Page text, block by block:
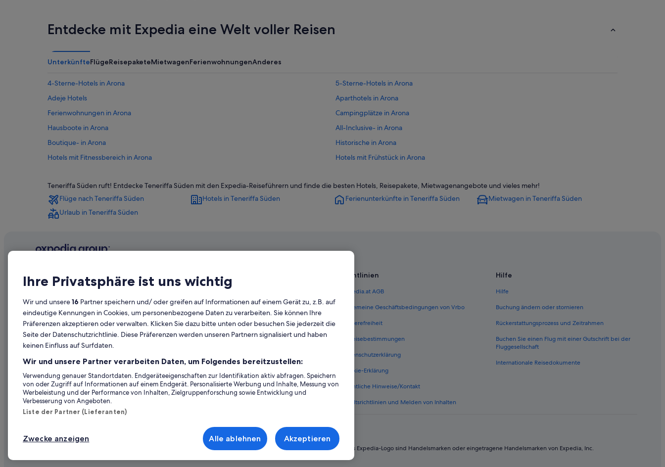
Entdecke mit Expedia eine Welt voller Reisen
UnterkünfteFlügeReisepaketeMietwagenFerienwohnungenAnderes
4-Sterne-Hotels in Arona
5-Sterne-Hotels in Arona
Adeje Hotels
Aparthotels in Arona
Ferienwohnungen in Arona
Campingplätze in Arona
Hausboote in Arona
All-Inclusive- in Arona
Boutique- in Arona
Historische in Arona
Hotels mit Fitnessbereich in Arona
Hotels mit Frühstück in Arona
Hotels mit Wellnessbereich in Arona
Arona Hotels
Private Ferienhäuser in Arona
Villen in Arona
Wohnungen in Arona
El Rincón Hotels
Ferienwohnungen in Teneriffa Süden
Cottages in Teneriffa Süden
Nh Hotels in Teneriffa Süden
Hütten in Teneriffa Süden
Villen in Teneriffa Süden
Hotels mit Restaurant in Vilaflor
Vilaflor Hotels
Teneriffa Süden ruft! Entdecke Teneriffa Süden mit den Expedia-Reiseführern und finde die besten Hotels, Reisepakete, Mietwagenangebote und vieles mehr!
Flüge nach Teneriffa Süden
Hotels in Teneriffa Süden Ferienunterkünfte in Teneriffa Süden
Mietwagen in Teneriffa Süden
Urlaub in Teneriffa Süden
Unternehmen
Unterkunft registrieren
Partnerschaften
Erkunden
Reiseführer Österreich
Ferienwohnungen Österreich
Städtereisen Österreich
Alle Unterkunftsarten
Richtlinien
Expedia.at AGB
Allgemeine Geschäftsbedingungen von Vrbo
Barrierefreiheit
Einreisebestimmungen
Datenschutzerklärung
Cookie-Erklärung
Rechtliche Hinweise/Kontakt
Inhaltsrichtlinien und Melden von Inhalten
Hilfe
Hilfe
Buchung ändern oder stornieren
Rückerstattungsprozess und Zeitrahmen
Buchen Sie einen Flug mit einer Gutschrift bei der
Fluggesellschaft
Internationale Reisedokumente
© 2026 Expedia, Inc., ein Unternehmen der Expedia Group. Alle Rechte vorbehalten. Expedia und das Expedia-Logo sind Handelsmarken oder eingetragene Handelsmarken von Expedia, Inc.
Ihre Privatsphäre ist uns wichtig
Wir und unsere16 Partner speichern und/ oder greifen auf Informationen auf einem Gerät zu, z.B. auf
eindeutige Kennungen in Cookies, um personenbezogene Daten zu verarbeiten. Sie können Ihre
Präferenzen akzeptieren oder verwalten. Klicken Sie dazu bitte unten oder besuchen Sie jederzeit die
Seite der Datenschutzrichtlinie. Diese Präferenzen werden unseren Partnern signalisiert und haben
keinen Einfluss auf Surfdaten.
Wir und unsere Partner verarbeiten Daten, um Folgendes bereitzustellen:
Verwendung genauer Standortdaten. Endgeräteeigenschaften zur Identifikation aktiv abfragen. Speichern
von oder Zugriff auf Informationen auf einem Endgerät. Personalisierte Werbung und Inhalte, Messung von
Werbeleistung und der Performance von Inhalten, Zielgruppenforschung sowie Entwicklung und
Verbesserung von Angeboten.
Liste der Partner (Lieferanten)
Zwecke anzeigen Alle ablehnen Akzeptieren